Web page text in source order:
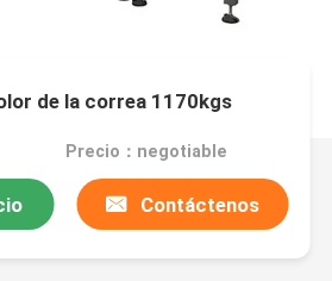
de la correa 1170kgs
Precio：negotiable
Contáctenos